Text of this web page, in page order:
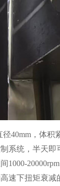
40mm，体
系统，半天
下扭矩衰